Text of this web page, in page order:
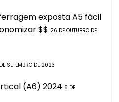
exposta A5 fácil
$$ 26 DE OUTUBRO DE
SETEMBRO DE 2023
(A6) 2024 6 DE